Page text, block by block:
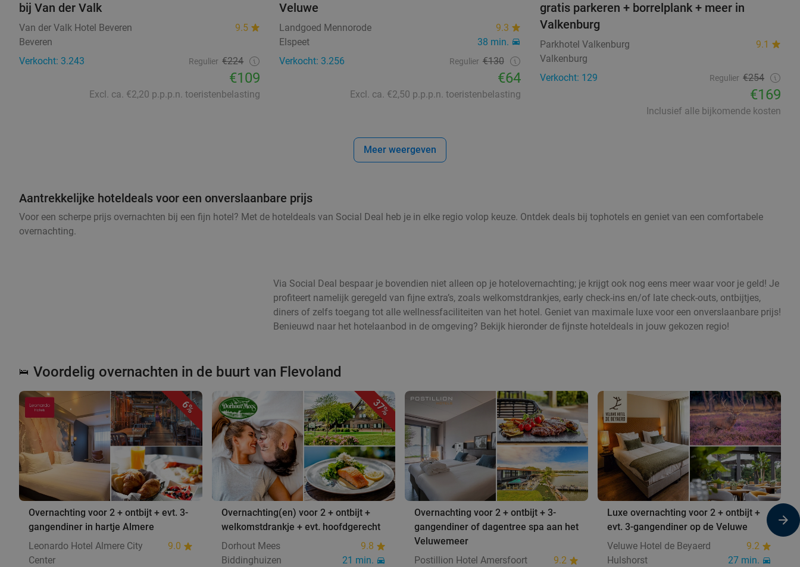
bij Van der Valk
Van der Valk Hotel Beveren
9.5
Beveren
Verkocht: 3.243
Regulier €224
€109
Excl. ca. €2,20 p.p.p.n. toeristenbelasting
Veluwe
Landgoed Mennorode
9.3
Elspeet
38 min.
Verkocht: 3.256
Regulier €130
€64
Excl. ca. €2,50 p.p.p.n. toeristenbelasting
gratis parkeren + borrelplank + meer in
Valkenburg
Parkhotel Valkenburg
9.1
Valkenburg
Verkocht: 129
Regulier €254
€169
Inclusief alle bijkomende kosten
Meer weergeven
Aantrekkelijke hoteldeals voor een onverslaanbare prijs
Voor een scherpe prijs overnachten bij een fijn hotel? Met de hoteldeals van Social Deal heb je in elke regio volop keuze. Ontdek deals bij tophotels en geniet van een comfortabele
overnachting.
Via Social Deal bespaar je bovendien niet alleen op je hotelovernachting; je krijgt ook nog eens meer waar voor je geld! Je
profiteert namelijk geregeld van fijne extra’s, zoals welkomstdrankjes, early check-ins en/of late check-outs, ontbijtjes,
diners of zelfs toegang tot alle wellnessfaciliteiten van het hotel. Geniet van maximale luxe voor een onverslaanbare prijs!
Benieuwd naar het hotelaanbod in de omgeving? Bekijk hieronder de fijnste hoteldeals in jouw gekozen regio!
🛌 Voordelig overnachten in de buurt van Flevoland
6%
Overnachting voor 2 + ontbijt + evt. 3-
gangendiner in hartje Almere
Leonardo Hotel Almere City
Center
9.0
37%
Overnachting(en) voor 2 + ontbijt +
welkomstdrankje + evt. hoofdgerecht
Dorhout Mees
9.8
Biddinghuizen
21 min.
Overnachting voor 2 + ontbijt + 3-
gangendiner of dagentree spa aan het
Veluwemeer
Postillion Hotel Amersfoort
9.2
Luxe overnachting voor 2 + ontbijt +
evt. 3-gangendiner op de Veluwe
Veluwe Hotel de Beyaerd
9.2
Hulshorst
27 min.